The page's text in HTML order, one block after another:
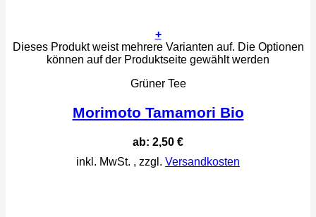
+
Dieses Produkt weist mehrere Varianten auf. Die Optionen
können auf der Produktseite gewählt werden
Grüner Tee
Morimoto Tamamori Bio
ab: 2,50 €
inkl. MwSt. , zzgl. Versandkosten